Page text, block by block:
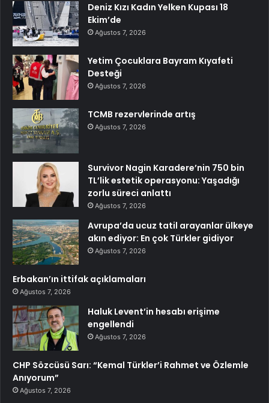
Deniz Kızı Kadın Yelken Kupası 18
Ekim’de
Ağustos 7, 2026
Yetim Çocuklara Bayram Kıyafeti
Desteği
Ağustos 7, 2026
TCMB rezervlerinde artış
Ağustos 7, 2026
Survivor Nagin Karadere’nin 750 bin
TL’lik estetik operasyonu: Yaşadığı
zorlu süreci anlattı
Ağustos 7, 2026
Avrupa’da ucuz tatil arayanlar ülkeye
akın ediyor: En çok Türkler gidiyor
Ağustos 7, 2026
Erbakan’ın ittifak açıklamaları
Ağustos 7, 2026
Haluk Levent’in hesabı erişime
engellendi
Ağustos 7, 2026
CHP Sözcüsü Sarı: “Kemal Türkler’i Rahmet ve Özlemle
Anıyorum”
Ağustos 7, 2026